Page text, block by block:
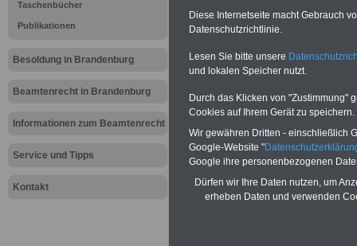
Taschenbücher
Publikationen
Besoldung in Brandenburg
Beamtenrecht in Brandenburg
Informationen zum Beamtenrecht
Service und Tipps
Kontakt
Meldung
steigt erst
25,00 Euro: Wissenswertes für
und Beamte, Beamten-
Diese Internetseite macht Gebrauch
Datenschutzrichtlinie.
Lesen Sie bitte unsere
und lokalen Speicher nutzt.
Durch das Klicken von "Zustimmung"
Cookies auf Ihrem Gerät zu speichern.
Wir gewähren Dritten - einschließlich
Google-Website "
Google ihre personenbezogenen
Dürfen wir Ihre Daten nutzen, um
erheben Daten und verwenden